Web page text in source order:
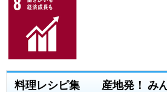
料理レシピ集 産地発！ みん